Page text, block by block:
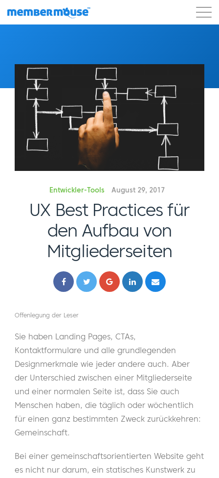
Unterstützung Los geht's
Entwickler-Tools August 29, 2017
UX Best Practices für
den Aufbau von
Mitgliederseiten
Offenlegung der Leser
Sie haben Landing Pages, CTAs,
Kontaktformulare und alle grundlegenden
Designmerkmale wie jeder andere auch. Aber
der Unterschied zwischen einer Mitgliederseite
und einer normalen Seite ist, dass Sie auch
Menschen haben, die täglich oder wöchentlich
für einen ganz bestimmten Zweck zurückkehren:
Gemeinschaft.
Bei einer gemeinschaftsorientierten Website geht
es nicht nur darum, ein statisches Kunstwerk zu